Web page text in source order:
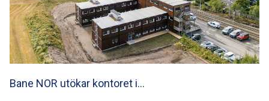
Bane NOR utökar kontoret i…